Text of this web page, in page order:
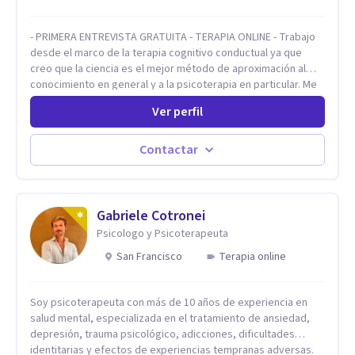
- PRIMERA ENTREVISTA GRATUITA - TERAPIA ONLINE - Trabajo
desde el marco de la terapia cognitivo conductual ya que
creo que la ciencia es el mejor método de aproximación al
conocimiento en general y a la psicoterapia en particular. Me
interesan los procesos de cambio conductual por los que una
persona pueda alcanzar sus objetivos, transitando,
aceptando y modificando sus patrones cognitivos y
emocionales. Abordo patologías específicas como trastornos
de ansiedad y del ánimo, y también crisis vitales y procesos
Ver perfil
Contactar
Gabriele Cotronei
Psicologo y Psicoterapeuta
San Francisco
Terapia online
Soy psicoterapeuta con más de 10 años de experiencia en
salud mental, especializada en el tratamiento de ansiedad,
depresión, trauma psicológico, adicciones, dificultades
identitarias y efectos de experiencias tempranas adversas.